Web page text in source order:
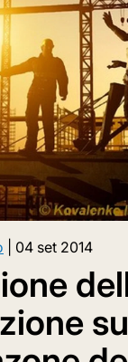
04 set 2014